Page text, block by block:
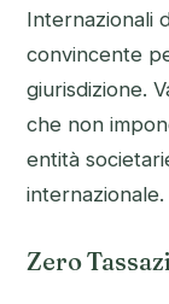
Internazionali
convincente
giurisdizione.
che non
entità
internazionale.
Zero